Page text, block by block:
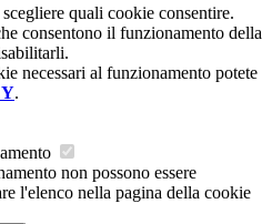
quali cookie consentire.
consentono il funzionamento della
necessari al funzionamento potete
.
non possono essere
l'elenco nella pagina della cookie